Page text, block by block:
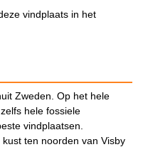
vindplaats in het
Zweden. Op het hele
hele fossiele
vindplaatsen.
ten noorden van Visby